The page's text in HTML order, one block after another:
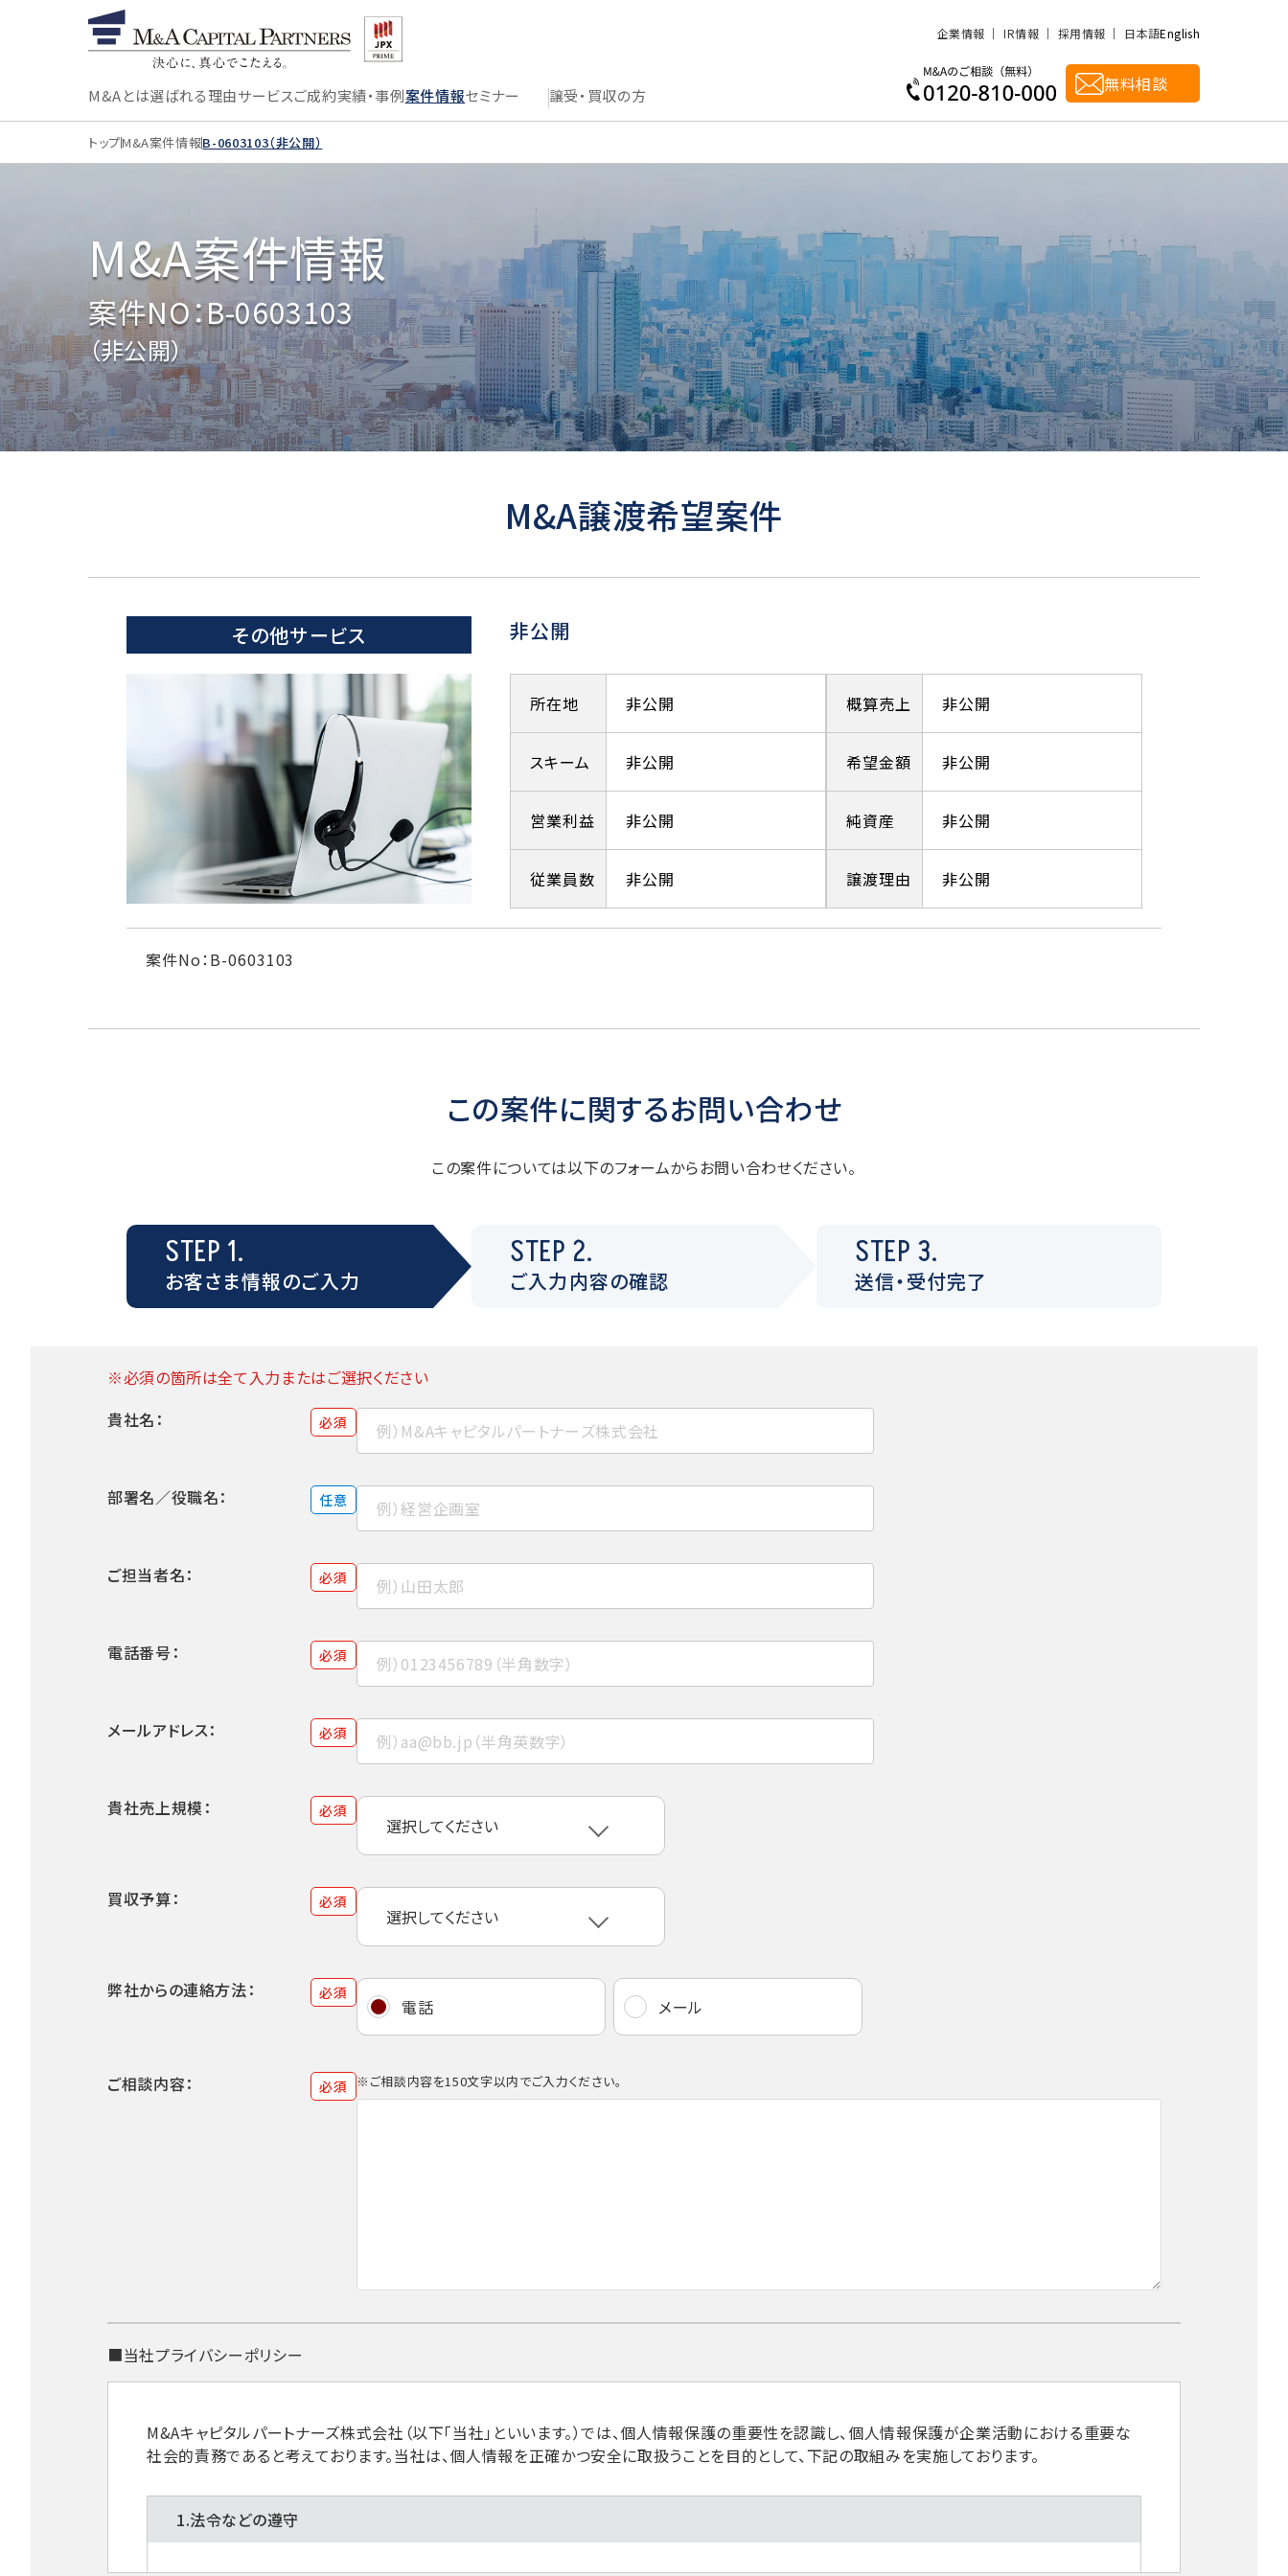
M&Aとは選ばれる理由サービスご成約実績・事例案件情報セミナー 譲受・買収の方
企業情報 IR情報 採用情報 日本語English
無料相談
トップM&A案件情報B-0603103（非公開）
M&A案件情報
案件NO：B-0603103
（非公開）
M&A譲渡希望案件
その他サービス 非公開
所在地 非公開
スキーム 非公開
営業利益 非公開
従業員数 非公開
概算売上 非公開
希望金額 非公開
純資産 非公開
譲渡理由 非公開
案件No：B-0603103
この案件に関するお問い合わせ
この案件については以下のフォームからお問い合わせください。
STEP 1.
お客さま情報のご入力
STEP 2.
ご入力内容の確認
STEP 3.
送信・受付完了
※必須の箇所は全て入力またはご選択ください
貴社名：
必須
部署名／役職名： 任意
ご担当者名： 必須
電話番号： 必須
メールアドレス： 必須
貴社売上規模： 必須
買収予算： 必須
弊社からの連絡方法： 必須
電話 メール
ご相談内容： 必須 ※ご相談内容を150文字以内でご入力ください。
■当社プライバシーポリシー
M&Aキャピタルパートナーズ株式会社（以下「当社」といいます。）では、個人情報保護の重要性を認識し、個人情報保護が企業活動における重要な
社会的責務であると考えております。当社は、個人情報を正確かつ安全に取扱うことを目的として、下記の取組みを実施しております。
1.法令などの遵守